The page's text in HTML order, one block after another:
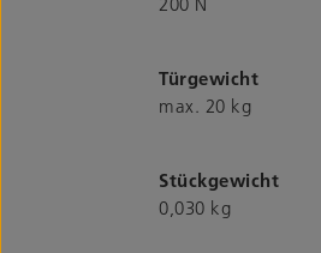
Türgewicht
max. 20 kg
Stückgewicht
0,030 kg